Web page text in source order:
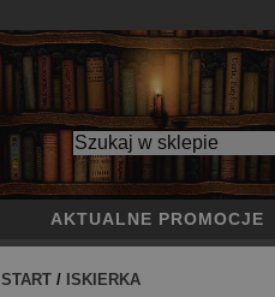
AKTUALNE PROMOCJE
START / ISKIERKA